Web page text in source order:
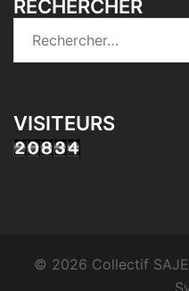
RECHERCHER
VISITEURS
© 2026 Collectif